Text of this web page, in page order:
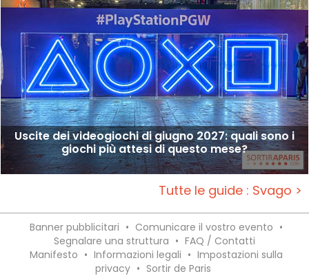
Uscite dei videogiochi di giugno 2027: quali sono i
giochi più attesi di questo mese?
Tutte le guide : Svago >
Banner pubblicitari • Comunicare il vostro evento •
Segnalare una struttura • FAQ / Contatti
Manifesto • Informazioni legali • Impostazioni sulla
privacy • Sortir de Paris